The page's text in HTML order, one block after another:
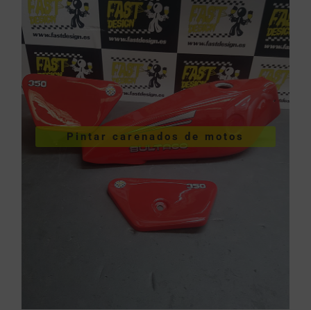
Pintar carenados de motos
Pintar carenados de
motos
VER PINTURA DE CARENADOS